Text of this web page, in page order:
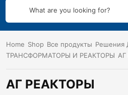
What are you looking for?
Home Shop Все продукты Решения
ТРАНСФОРМАТОРЫ И РЕАКТОРЫ
АГ РЕАКТОРЫ